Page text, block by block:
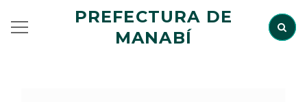
PREFECTURA DE
MANABÍ